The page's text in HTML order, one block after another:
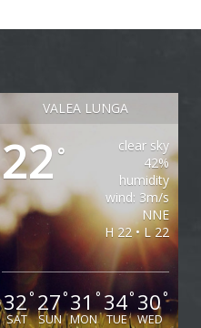
VALEA LUNGA
22 °
clear sky
42%
humidity
wind: 3m/s
NNE
H 22 • L 22
32°
SAT
27°
SUN
31°
MON
34°
TUE
30°
WED